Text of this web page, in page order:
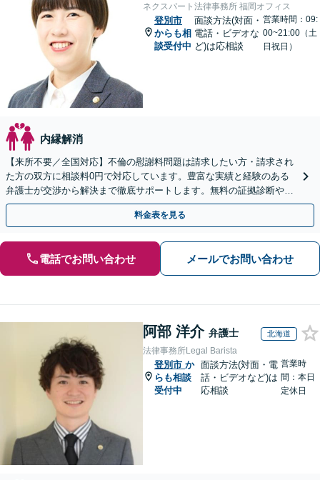
ネクスパート法律事務所 福岡オフィス
登別市
からも相
談受付中
面談方法(対面・
電話・ビデオな
ど)は応相談
営業時間：09:
00~21:00（土
日祝日）
内縁解消
【来所不要／全国対応】不倫の慰謝料問題は請求したい方・請求され
た方の双方に相談料0円で対応しています。豊富な実績と経験のある
弁護士が交渉から解決まで徹底サポートします。無料の証拠診断や着
手金の返還保証もありますので安心してご相談ください。
料金表を見る
電話でお問い合わせ メールでお問い合わせ
阿部 洋介 弁護士 北海道
法律事務所Legal Barista
登別市 か
らも相談
受付中
面談方法(対面・電
話・ビデオなど)は
応相談
営業時
間：本日
定休日